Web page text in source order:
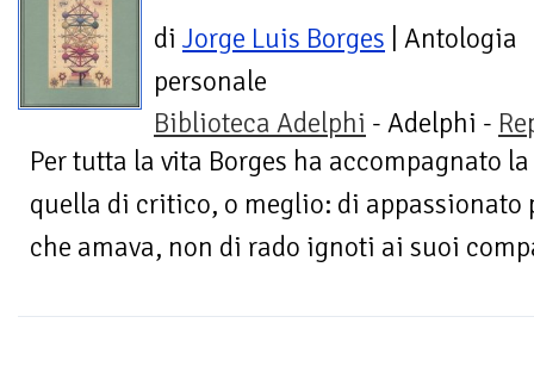
di Jorge Luis Borges | Antologia
personale
Biblioteca Adelphi - Adelphi -
Per tutta la vita Borges ha accompagnato
quella di critico, o meglio: di
che amava, non di rado ignoti ai suoi